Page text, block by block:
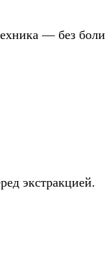
— без боли
экстракцией.